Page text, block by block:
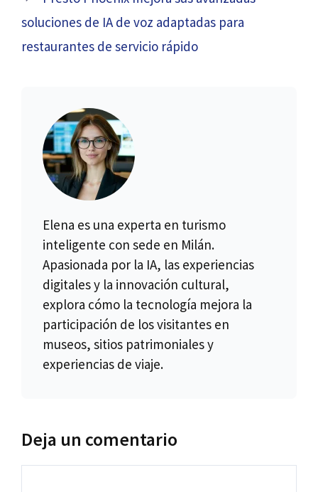
soluciones de IA de voz adaptadas para
restaurantes de servicio rápido
Elena es una experta en turismo
inteligente con sede en Milán.
Apasionada por la IA, las experiencias
digitales y la innovación cultural,
explora cómo la tecnología mejora la
participación de los visitantes en
museos, sitios patrimoniales y
experiencias de viaje.
Deja un comentario